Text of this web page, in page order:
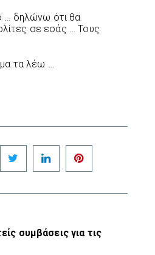
… δηλώνω ότι θα
σε εσάς … Τους
τα λέω …
Facebook Twitter LinkedIn
συμβάσεις για τις